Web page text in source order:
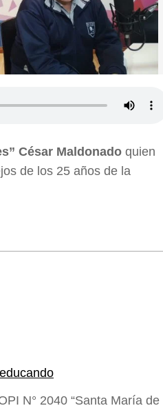
César Maldonado quien
de los 25 años de la
N° 2040 “Santa María de